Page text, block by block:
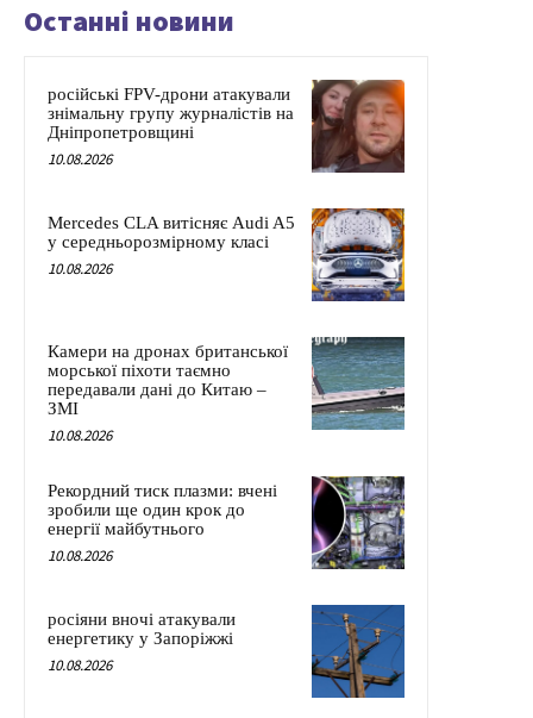
Останні новини
російські FPV-дрони атакували
знімальну групу журналістів на
Дніпропетровщині
10.08.2026
Mercedes CLA витісняє Audi A5
у середньорозмірному класі
10.08.2026
Камери на дронах британської
морської піхоти таємно
передавали дані до Китаю –
ЗМІ
10.08.2026
Рекордний тиск плазми: вчені
зробили ще один крок до
енергії майбутнього
10.08.2026
росіяни вночі атакували
енергетику у Запоріжжі
10.08.2026